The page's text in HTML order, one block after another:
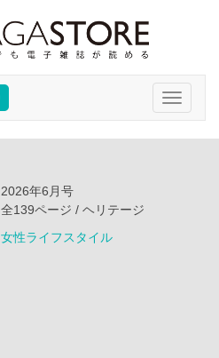
Toggle
2026年6月号
全139ページ / ヘリテージ
女性ライフスタイル